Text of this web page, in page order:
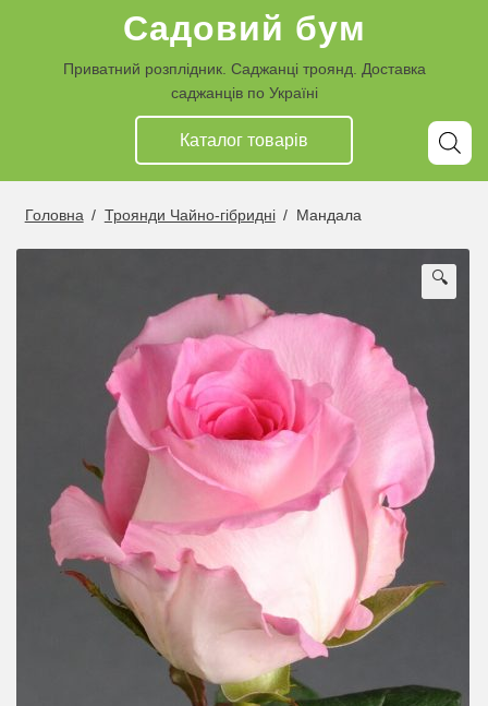
навігації
контенту
Садовий бум
Приватний розплідник. Саджанці троянд. Доставка
саджанців по Україні
Каталог товарiв
Головна / Троянди Чайно-гібридні / Мандала
🔍